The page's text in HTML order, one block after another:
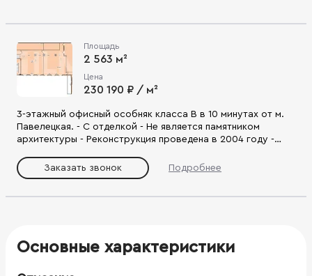
Площадь
2 563 м²
Цена
230 190 ₽ / м²
3-этажный офисный особняк класса В в 10 минутах от м.
Павелецкая. - С отделкой - Не является памятником
архитектуры - Реконструкция проведена в 2004 году -
- Перекрытия: металлический профиль + бетон - Наземный
паркинг на 25 м/м. - 2 отдельных входа, цоколь с окнами, 3
Заказать звонок Подробнее
Основные характеристики